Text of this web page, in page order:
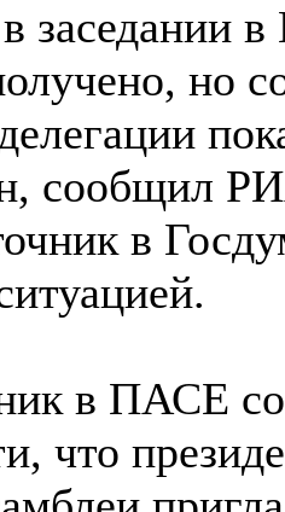
заседании
но
сообщил
в
в ПАСЕ
что